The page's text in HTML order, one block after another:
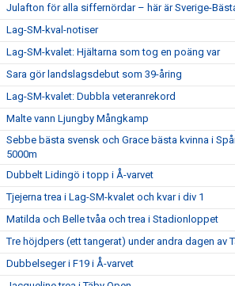
Julafton för alla siffernördar – här är Sverige-
Lag-SM-kval-notiser
Lag-SM-kvalet: Hjältarna som tog en poäng var
Sara gör landslagsdebut som 39-åring
Lag-SM-kvalet: Dubbla veteranrekord
Malte vann Ljungby Mångkamp
Sebbe bästa svensk och Grace bästa kvinna i
5000m
Dubbelt Lidingö i topp i Å-varvet
Tjejerna trea i Lag-SM-kvalet och kvar i div 1
Matilda och Belle tvåa och trea i Stadionloppet
Tre höjdpers (ett tangerat) under andra dagen av
Dubbelseger i F19 i Å-varvet